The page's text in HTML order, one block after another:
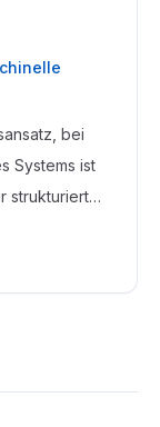
bei
Systems ist
strukturierte